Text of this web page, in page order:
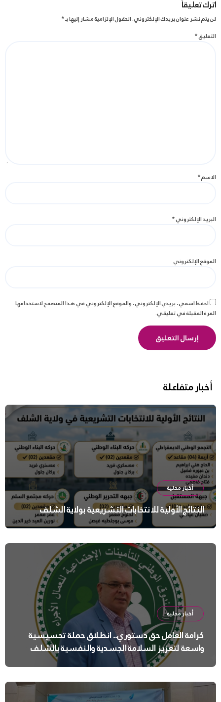
اترك تعليقاً
لن يتم نشر عنوان بريدك الإلكتروني.الحقول الإلزامية مشار إليها بـ*
التعليق*
الاسم*
البريد الإلكتروني*
الموقع الإلكتروني
احفظ اسمي، بريدي الإلكتروني، والموقع الإلكتروني في هذا المتصفح لاستخدامها
المرة المقبلة في تعليقي.
أخبار متفاعلة
أخبار محلية
النتائج الأولية للانتخابات التشريعية بولاية الشلف
أخبار محلية
كرامة العامل حق دستوري.. انطلاق حملة تحسيسية
واسعة لتعزيز السلامة الجسدية والنفسية بالشلف